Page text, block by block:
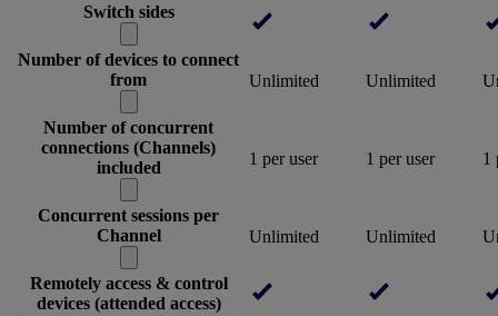
Switch sides
Number of devices to connect
from
Unlimited Unlimited
Number of concurrent
connections (Channels)
included
1 per user 1 per user 1
Concurrent sessions per
Channel
Unlimited Unlimited
Remotely access & control
devices (attended access)